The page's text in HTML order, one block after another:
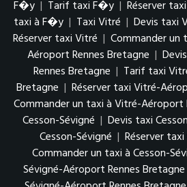
F�y | Tarif taxi F�y | Réserver
taxi à F�y | Taxi Vitré | Devis taxi
Réserver taxi Vitré | Commander un
Aéroport Rennes Bretagne |
Rennes Bretagne | Tarif taxi
Bretagne | Réserver taxi Vitré-
Commander un taxi à Vitré-Aéroport
Cesson-Sévigné | Devis taxi
Cesson-Sévigné | Réserver
Commander un taxi à Cesson-
Sévigné-Aéroport Rennes Bretagne